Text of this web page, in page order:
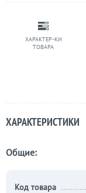
ХАРАКТЕР-КИ
ТОВАРА
ХАРАКТЕРИСТИКИ
Общие:
Код товара